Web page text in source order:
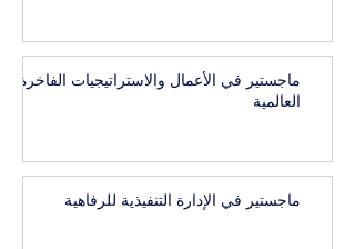
ماجستير في الأعمال والاستراتيجيات الفاخرة
العالمية
ماجستير في الإدارة التنفيذية للرفاهية